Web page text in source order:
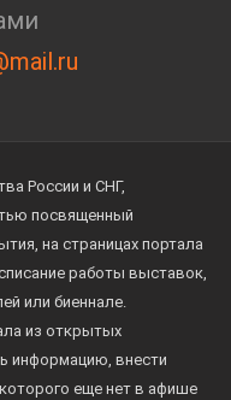
России и СНГ,
посвященный
на страницах портала
работы выставок,
или биеннале.
из открытых
информацию, внести
еще нет в афише